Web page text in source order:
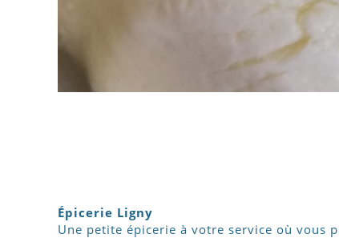
Épicerie Ligny
Une petite épicerie à votre service où vous